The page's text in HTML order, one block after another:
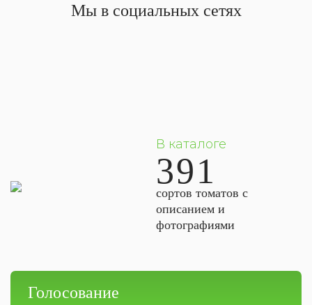
Мы в социальных сетях
В каталоге
391
сортов томатов с
описанием и
фотографиями
Голосование